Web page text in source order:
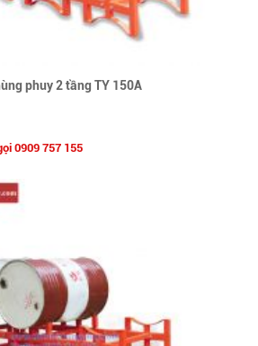
phuy 2 tầng TY 150A
0909 757 155